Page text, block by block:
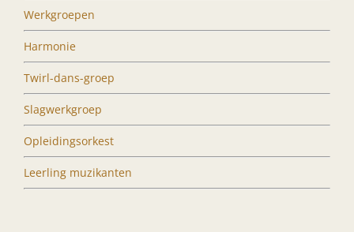
Werkgroepen
Harmonie
Twirl-dans-groep
Slagwerkgroep
Opleidingsorkest
Leerling muzikanten